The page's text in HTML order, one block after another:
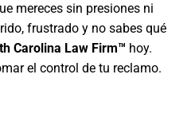
mereces sin presiones ni
frustrado y no sabes qué
Carolina Law Firm™ hoy.
el control de tu reclamo.